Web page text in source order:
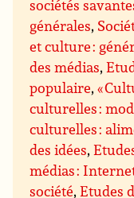
sociétés
générales,
et culture :
des médias,
populaire,«
culturelles :
culturelles :
des idées,
médias :
société,Etudes